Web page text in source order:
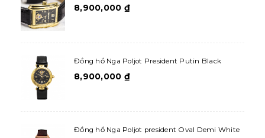
8,900,000 ₫
Đồng hồ Nga Poljot President Putin Black
8,900,000 ₫
Đồng hồ Nga Poljot president Oval Demi White